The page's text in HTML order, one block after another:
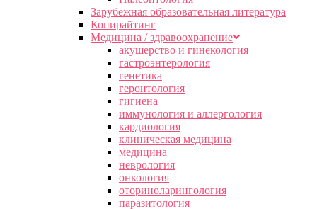
Зарубежная образовательная литература
Копирайтинг
Медицина / здравоохранение
акушерство и гинекология
гастроэнтерология
генетика
геронтология
гигиена
иммунология и аллергология
кардиология
клиническая медицина
медицина
неврология
онкология
оториноларингология
паразитология